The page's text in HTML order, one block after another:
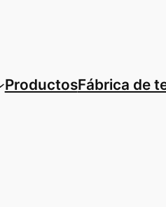
ProductosFábrica de